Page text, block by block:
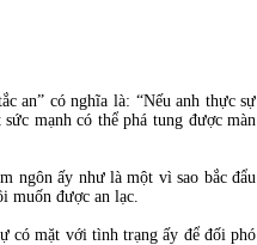
an” có nghĩa là: “Nếu anh thực sự
mạnh có thể phá tung được màn
ngôn ấy như là một vì sao bắc đẩu
muốn được an lạc.
có mặt với tình trạng ấy để đối phó